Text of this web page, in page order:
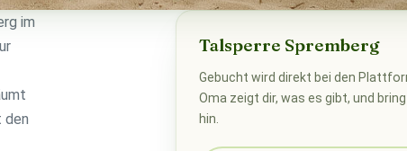
im
den
Talsperre Spremberg
Gebucht wird direkt bei den
Oma zeigt dir, was es gibt, und
hin.